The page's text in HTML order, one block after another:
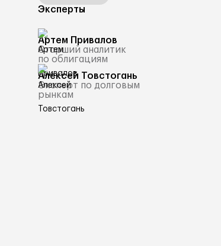
Эксперты
Артем Привалов
Старший аналитик
по облигациям
Алексей Товстогань
Эксперт по долговым
рынкам